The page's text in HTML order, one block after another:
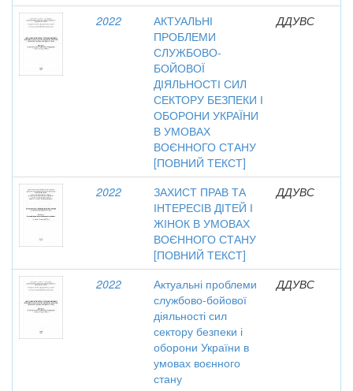
2022
АКТУАЛЬНІ
ПРОБЛЕМИ
СЛУЖБОВО-
БОЙОВОЇ
ДІЯЛЬНОСТІ СИЛ
СЕКТОРУ БЕЗПЕКИ І
ОБОРОНИ УКРАЇНИ
В УМОВАХ
ВОЄННОГО СТАНУ
[ПОВНИЙ ТЕКСТ]
ДДУВС
2022
ЗАХИСТ ПРАВ ТА
ІНТЕРЕСІВ ДІТЕЙ І
ЖІНОК В УМОВАХ
ВОЄННОГО СТАНУ
[ПОВНИЙ ТЕКСТ]
ДДУВС
2022
Актуальні проблеми
службово-бойової
діяльності сил
сектору безпеки і
оборони України в
умовах воєнного
стану
ДДУВС